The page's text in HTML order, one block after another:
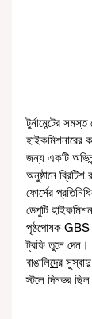
টুর্নামেন্টের
হাইকমিশনারের
জন্য একটি
অনুষ্ঠানে
ফোর্সের
ডেপুটি
পৃষ্ঠপোষক GBS
ট্রফি তুলে দেন।
বাঙালিদের সুস্বাদু
স্টলে দিনভর